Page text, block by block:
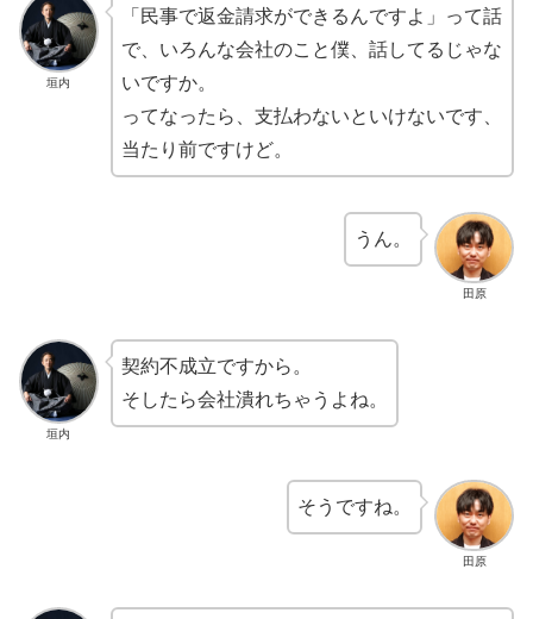
垣内
「民事で返金請求ができるんですよ」って話
で、いろんな会社のこと僕、話してるじゃな
いですか。
ってなったら、支払わないといけないです、
当たり前ですけど。
田原
うん。
垣内
契約不成立ですから。
そしたら会社潰れちゃうよね。
田原
そうですね。